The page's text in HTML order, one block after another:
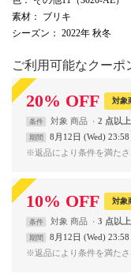
素材 ： ブリキ
シーズン ： 2022年 秋冬
ご利用可能なクーポ
20% OFF 対象
条件 対象 商品 2 点以上
期間 8月12日 (Wed)
※返品により条件を満た
10% OFF 対象
条件 対象 商品 3 点以上
期間 8月12日 (Wed)
※返品により条件を満た